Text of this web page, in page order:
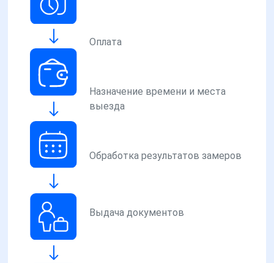
Оплата
Назначение времени и места
выезда
Обработка результатов замеров
Выдача документов